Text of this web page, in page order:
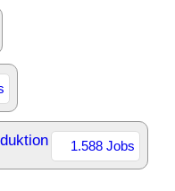
1.588 Jobs